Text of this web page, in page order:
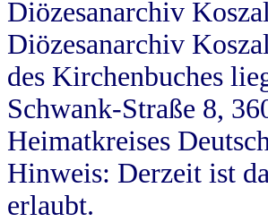
Diözesanarchiv
Diözesanarchiv
des Kirchenbuches
Schwank-Straße 8,
Heimatkreises
Hinweis: Derzeit ist
erlaubt.